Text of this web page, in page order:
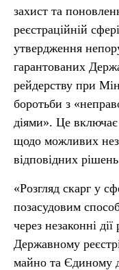
захист та
реєстраційній
утвердження
гарантованих
рейдерству при
боротьби з
діями». Це включає
щодо можливих
відповідних
«Розгляд скарг у
позасудовим
через незаконні дії
Державному
майно та Єдиному